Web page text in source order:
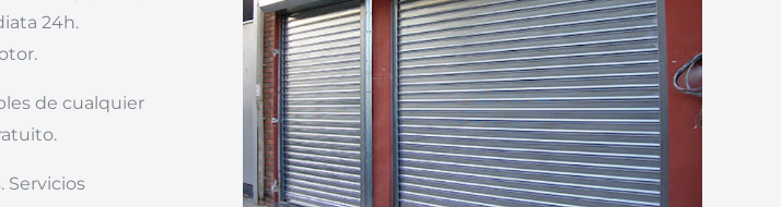
24h.
de cualquier
Servicios